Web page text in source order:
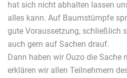
hat sich nicht abhalten lassen
alles kann. Auf Baumstümpfe
gute Voraussetzung, schließlich
auch gern auf Sachen drauf.
Dann haben wir Ouzo die Sache
erklären wir allen Teilnehmern